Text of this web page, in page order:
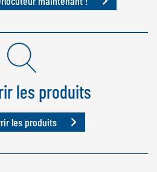
les produits
les produits